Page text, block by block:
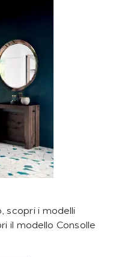
scopri i modelli
il modello Consolle